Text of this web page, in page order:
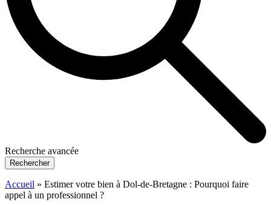
Recherche avancée
Rechercher
Accueil » Estimer votre bien à Dol-de-Bretagne : Pourquoi faire
appel à un professionnel ?